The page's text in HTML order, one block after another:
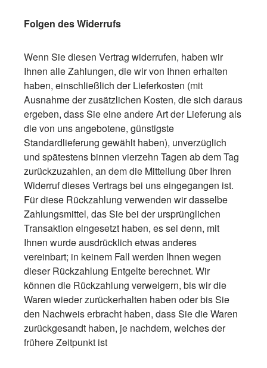
Folgen des Widerrufs
Wenn Sie diesen Vertrag widerrufen, haben wir
Ihnen alle Zahlungen, die wir von Ihnen erhalten
haben, einschließlich der Lieferkosten (mit
Ausnahme der zusätzlichen Kosten, die sich daraus
ergeben, dass Sie eine andere Art der Lieferung als
die von uns angebotene, günstigste
Standardlieferung gewählt haben), unverzüglich
und spätestens binnen vierzehn Tagen ab dem Tag
zurückzuzahlen, an dem die Mitteilung über Ihren
Widerruf dieses Vertrags bei uns eingegangen ist.
Für diese Rückzahlung verwenden wir dasselbe
Zahlungsmittel, das Sie bei der ursprünglichen
Transaktion eingesetzt haben, es sei denn, mit
Ihnen wurde ausdrücklich etwas anderes
vereinbart; in keinem Fall werden Ihnen wegen
dieser Rückzahlung Entgelte berechnet. Wir
können die Rückzahlung verweigern, bis wir die
Waren wieder zurückerhalten haben oder bis Sie
den Nachweis erbracht haben, dass Sie die Waren
zurückgesandt haben, je nachdem, welches der
frühere Zeitpunkt ist